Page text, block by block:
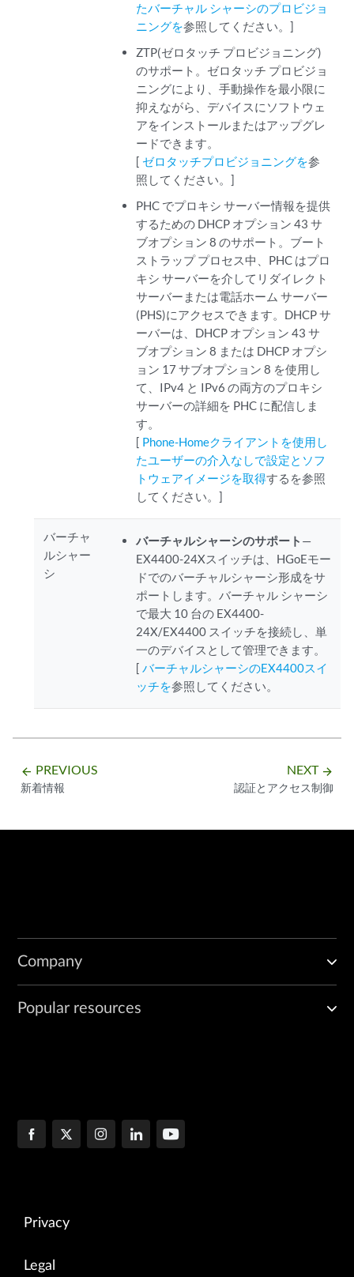
たバーチャル シャーシのプロビジョ
ニングを参照してください。]
ZTP(ゼロタッチ プロビジョニング)
のサポート。ゼロタッチ プロビジョ
ニングにより、手動操作を最小限に
抑えながら、デバイスにソフトウェ
アをインストールまたはアップグレ
ードできます。
[ ゼロタッチプロビジョニングを参
照してください。]
PHC でプロキシ サーバー情報を提供
するための DHCP オプション 43 サ
ブオプション 8 のサポート。ブート
ストラップ プロセス中、PHC はプロ
キシ サーバーを介してリダイレクト
サーバーまたは電話ホーム サーバー
(PHS)にアクセスできます。DHCP サ
ーバーは、DHCP オプション 43 サ
ブオプション 8 または DHCP オプシ
ョン 17 サブオプション 8 を使用し
て、IPv4 と IPv6 の両方のプロキシ
サーバーの詳細を PHC に配信しま
す。
[ Phone-Homeクライアントを使用し
たユーザーの介入なしで設定とソフ
トウェアイメージを取得するを参照
してください。]
バーチャ
ルシャー
シ
バーチャルシャーシのサポート —
EX4400-24Xスイッチは、HGoEモー
ドでのバーチャルシャーシ形成をサ
ポートします。バーチャル シャーシ
で最大 10 台の EX4400-
24X/EX4400 スイッチを接続し、単
一のデバイスとして管理できます。
[バーチャルシャーシのEX4400スイ
ッチを参照してください。
arrow_backward PREVIOUS
新着情報
NEXT arrow_forward
認証とアクセス制御
Company
Popular resources
Privacy
Legal